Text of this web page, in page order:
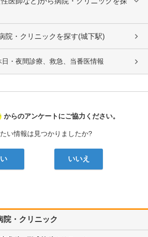
院・クリニックを探す(城下駅)
・夜間診療、救急、当番医情報
病院なび
からのアンケートにご協力ください。
い情報は見つかりましたか?
いいえ
院・クリニック